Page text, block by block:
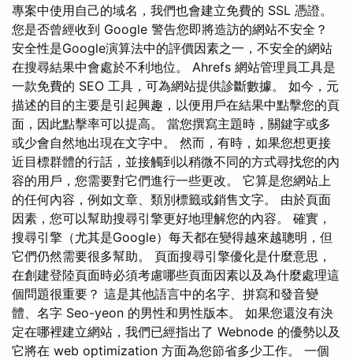
專案中使用自己的域名，我們也會建立免費的 SSL 憑證。
您是否曾經收到 Google 警告您即將造訪的網站不安全？
安全性是Google演算法中的評價因素之一，不安全的網站
在搜尋結果中會處於不利地位。 Ahrefs 網站管理員工具是
一款免費的 SEO 工具，可為網站提供診斷數據。 如今，元
描述的目的主要是引起興趣，以便用戶在結果中點擊您的頁
面，因此點擊率可以提高。 當您撰寫主題時，關鍵字或多
或少會自然地出現在文字中。 然而，有時，如果您想更接
近目標群體的行話，並接觸到以稍微不同的方式尋找您的內
容的用戶，您需要對它們進行一些更改。 它算是您網站上
的任何內容，例如文章、類別標籤或銷售文字。 由於頁面
因素，您可以幫助搜尋引擎更好地理解您的內容。 確實，
搜尋引擎（尤其是Google）每天都在變得越來越聰明，但
它們仍然需要很多幫助。 頁面搜尋引擎優化是什麼意思，
在創建登陸頁面時必須考慮哪些頁面因素以及為什麼處理這
個問題很重要？ 這是其他語言中的名字、拼寫和發音變
體、名字 Seo-yeon 的男性和男性版本。 如果您還沒有決
定在哪裡建立網站，我們已經指出了 Webnode 的優勢以及
它將在 web optimization 方面為您節省多少工作。 一個